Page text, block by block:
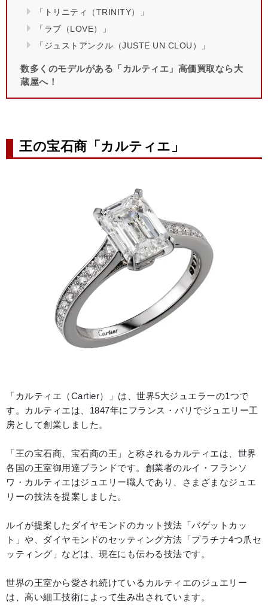
「トリニティ（TRINITY）」
「ラブ（LOVE）」
「ジュストアンクル（JUSTE UN CLOU）」
数多くのモデルがある「カルティエ」高価買取なら大
蔵屋へ！
王の宝石商「カルティエ」
「カルティエ（Cartier）」は、世界5大ジュエラーの1つで
す。カルティエは、1847年にフランス・パリでジュエリー工
房として創業しました。
「王の宝石商、宝石商の王」と称されるカルティエは、世界
各国の王室御用達ブランドです。創業者のルイ・フランソ
ワ・カルティエはジュエリー職人であり、さまざまなジュエ
リーの技法を提案しました。
ルイが提案したダイヤモンドのカット技法「バゲットカッ
ト」や、ダイヤモンドのセッティング方法「プラチナ4つ爪セ
ッティング」などは、現在にも伝わる技法です。
世界の王室から愛され続けているカルティエのジュエリー
は、高い細工技術によって生み出されています。